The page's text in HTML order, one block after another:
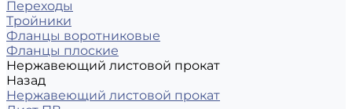
Переходы
Тройники
Фланцы воротниковые
Фланцы плоские
Нержавеющий листовой прокат
Назад
Нержавеющий листовой прокат